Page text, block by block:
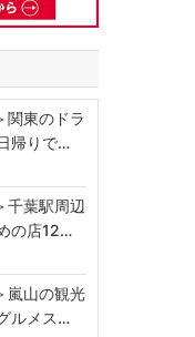
関東のドラ
帰りで…
千葉駅周辺
の店12…
嵐山の観光
ルメス…